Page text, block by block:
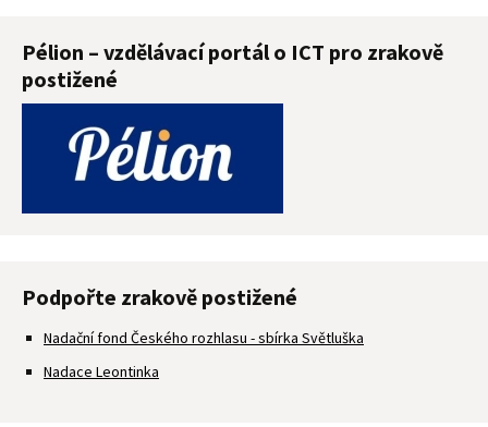
Pélion – vzdělávací portál o ICT pro zrakově
postižené
Podpořte zrakově postižené
Nadační fond Českého rozhlasu - sbírka Světluška
Nadace Leontinka